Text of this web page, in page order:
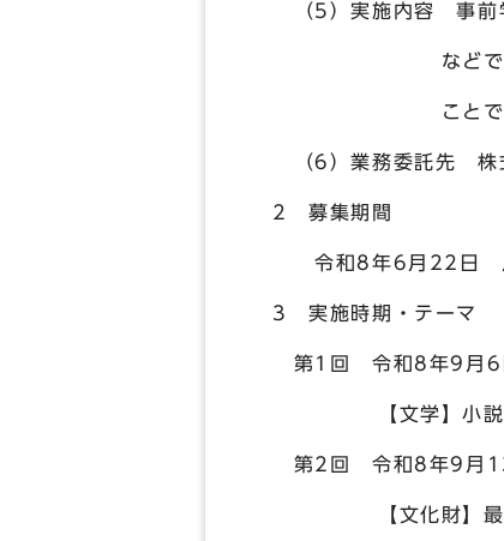
（5）実施内容 事前学
などで作家や専門
ことで、より深い
（6）業務委託先 株
2 募集期間
令和8年6月22日
3 実施時期・テーマ
第1回 令和8年9月6
【文学】小説の舞
第2回 令和8年9月
【文化財】最新技